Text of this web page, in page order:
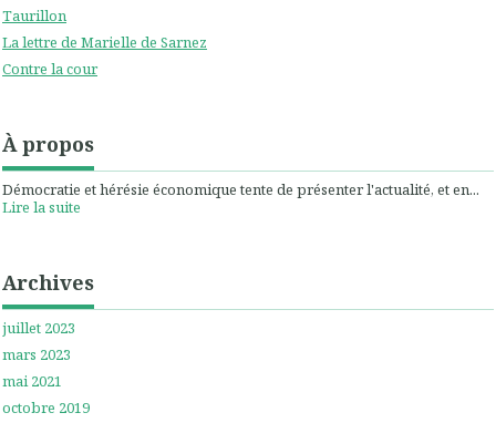
Taurillon
La lettre de Marielle de Sarnez
Contre la cour
À propos
Démocratie et hérésie économique tente de présenter l'actualité, et en...
Lire la suite
Archives
juillet 2023
mars 2023
mai 2021
octobre 2019